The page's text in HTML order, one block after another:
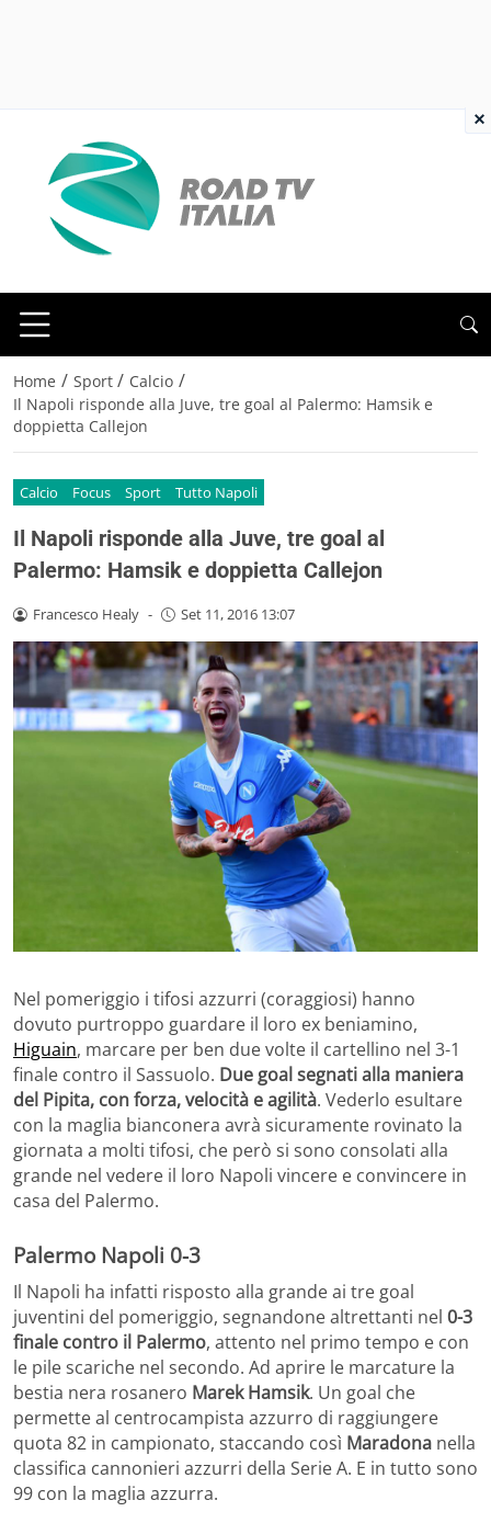
Home / Sport / Calcio /
Il Napoli risponde alla Juve, tre goal al Palermo: Hamsik e
doppietta Callejon
Calcio Focus Sport Tutto Napoli
Il Napoli risponde alla Juve, tre goal al
Palermo: Hamsik e doppietta Callejon
Francesco Healy - Set 11, 2016 13:07
Nel pomeriggio i tifosi azzurri (coraggiosi) hanno
dovuto purtroppo guardare il loro ex beniamino,
Higuain, marcare per ben due volte il cartellino nel 3-1
finale contro il Sassuolo. Due goal segnati alla maniera
del Pipita, con forza, velocità e agilità. Vederlo esultare
con la maglia bianconera avrà sicuramente rovinato la
giornata a molti tifosi, che però si sono consolati alla
grande nel vedere il loro Napoli vincere e convincere in
casa del Palermo.
Palermo Napoli 0-3
Il Napoli ha infatti risposto alla grande ai tre goal
juventini del pomeriggio, segnandone altrettanti nel 0-3
finale contro il Palermo, attento nel primo tempo e con
le pile scariche nel secondo. Ad aprire le marcature la
bestia nera rosanero Marek Hamsik. Un goal che
permette al centrocampista azzurro di raggiungere
quota 82 in campionato, staccando così Maradona nella
classifica cannonieri azzurri della Serie A. E in tutto sono
99 con la maglia azzurra.
×